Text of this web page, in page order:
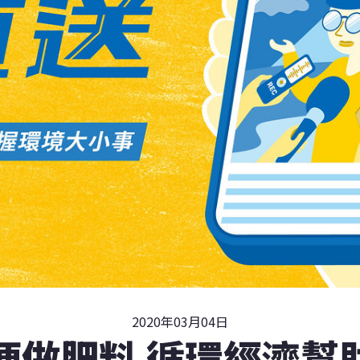
2020年03月04日